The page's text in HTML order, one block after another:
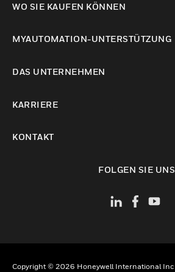
WO SIE KAUFEN KÖNNEN
MYAUTOMATION-UNTERSTÜTZUNG
DAS UNTERNEHMEN
KARRIERE
KONTAKT
FOLGEN SIE UNS
Copyright © 2026 Honeywell International Inc